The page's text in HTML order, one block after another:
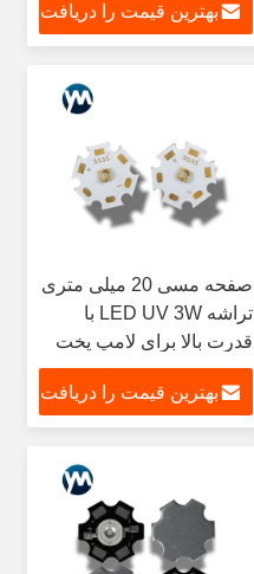
بهترین قیمت را دریافت
صفحه مسی 20 میلی متری
تراشه LED UV 3W با
قدرت بالا برای لامپ پخت
چراغ قوه
بهترین قیمت را دریافت